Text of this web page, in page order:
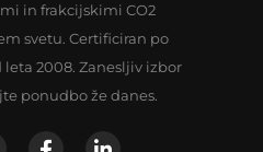
in frakcijskimi CO2
svetu. Certificiran po
leta 2008. Zanesljiv izbor
ponudbo že danes.